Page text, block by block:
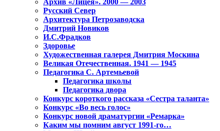
Архив «Лицея». 2000 — 2003
Русский Север
Архитектура Петрозаводска
Дмитрий Новиков
И.С.Фрадков
Здоровье
Художественная галерея Дмитрия Москина
Великая Отечественная. 1941 — 1945
Педагогика С. Артемьевой
Педагогика школы
Педагогика двора
Конкурс короткого рассказа «Сестра таланта»
Конкурс «Во весь голос»
Конкурс новой драматургии «Ремарка»
Каким мы помним август 1991-го…